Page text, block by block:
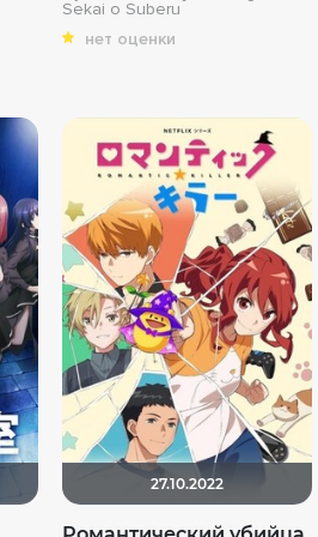
Sekai o Suberu
нет оценки
27.10.2022